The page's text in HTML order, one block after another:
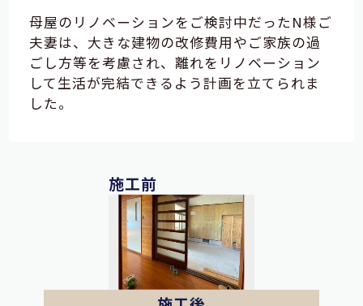
母屋のリノベーションをご検討中だったN様ご
夫妻は、大きな建物の改修費用やご家族の過
ごし方等を考慮され、離れをリノベーション
して生活が完結できるよう計画を立てられま
した。
施工前